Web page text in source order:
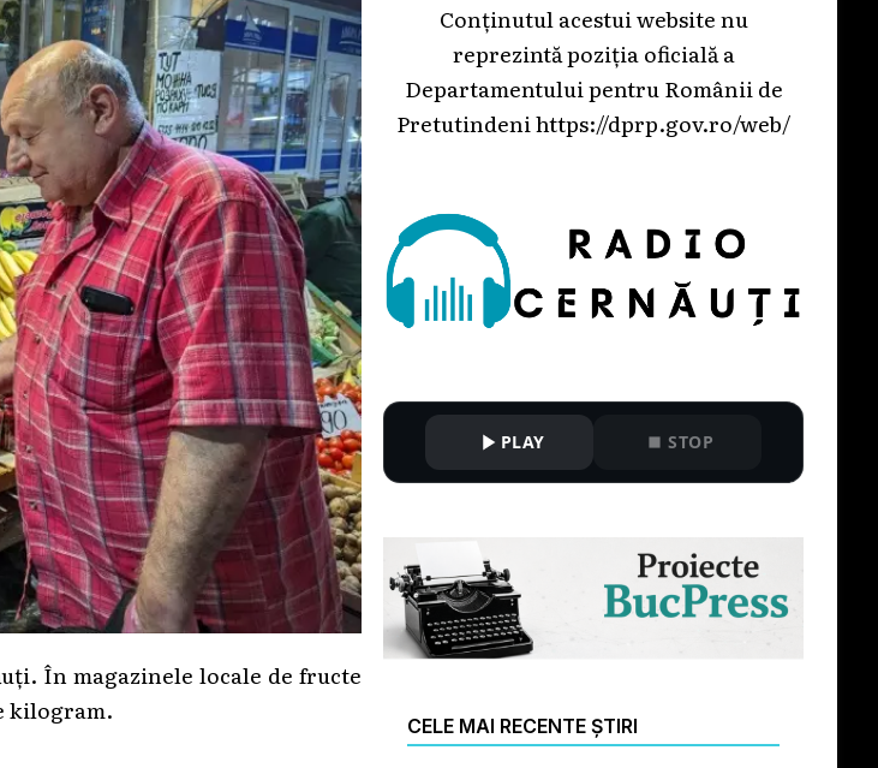
În magazinele locale de fructe
kilogram.
Conținutul acestui website nu
reprezintă poziția oficială a
Departamentului pentru Românii de
Pretutindenihttps://dprp.gov.ro/web/
PLAY STOP
CELE MAI RECENTE ȘTIRI